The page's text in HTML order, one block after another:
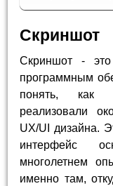
Скриншот
Скриншот -
программным
понять, как
реализовали
UX/UI дизайна.
интерфейс
многолетнем
именно там,